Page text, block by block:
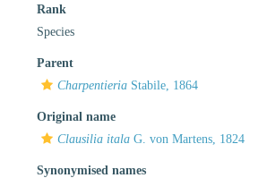
Rank
Species
Parent
Charpentieria Stabile, 1864
Original name
Clausilia itala G. von Martens, 1824
Synonymised names